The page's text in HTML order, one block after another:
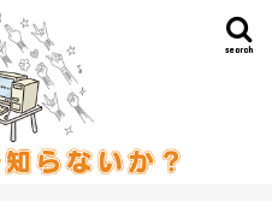
search